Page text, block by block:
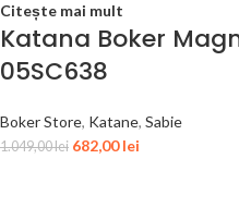
Citește mai mult
Katana Boker
05SC638
Boker Store, Katane, Sabie
1.049,00lei 682,00lei